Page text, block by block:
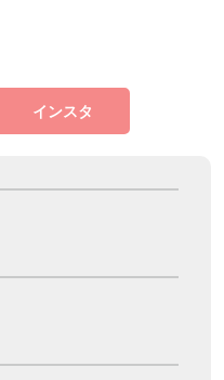
インスタ